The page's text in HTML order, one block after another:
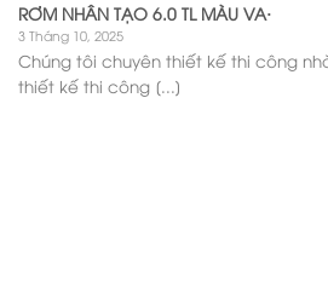
RƠM NHÂN TẠO 6.0 TL MÀU VA·
3 Tháng 10, 2025
Chúng tôi chuyên thiết kế thi công
thiết kế thi công [...]